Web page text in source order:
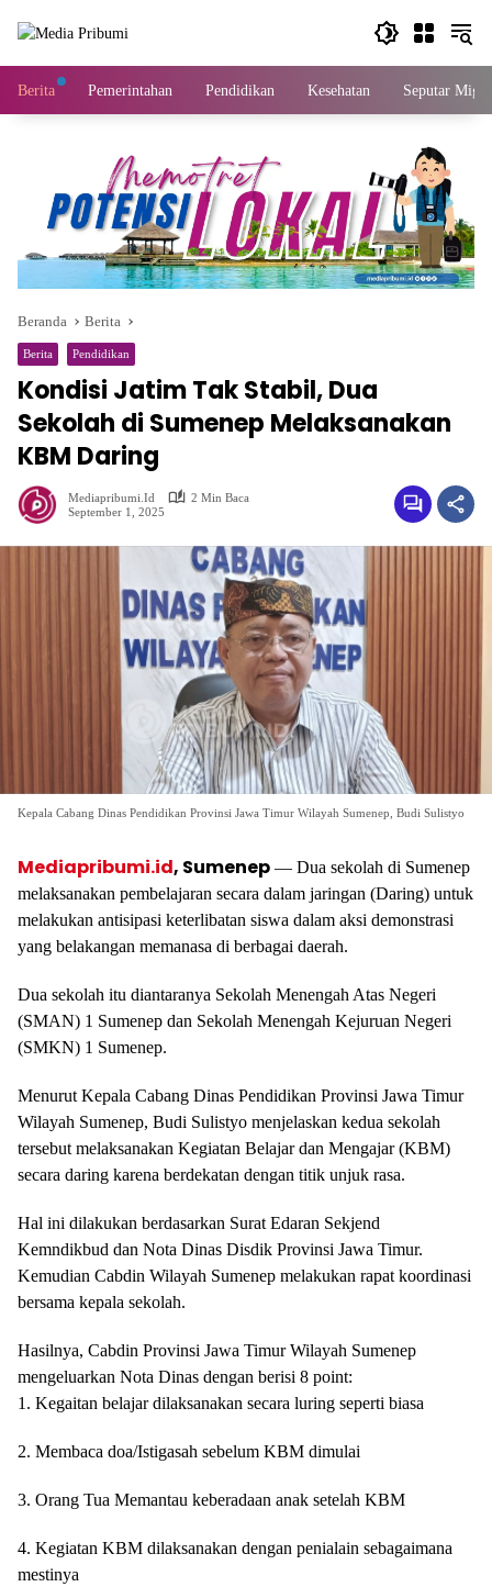
Berita Pemerintahan Pendidikan Kesehatan Seputar Migas
Beranda Berita
Berita Pendidikan
Kondisi Jatim Tak Stabil, Dua
Sekolah di Sumenep Melaksanakan
KBM Daring
Mediapribumi.id
2 Min Baca
September 1, 2025
Kepala Cabang Dinas Pendidikan Provinsi Jawa Timur Wilayah Sumenep, Budi Sulistyo
Mediapribumi.id, Sumenep — Dua sekolah di Sumenep
melaksanakan pembelajaran secara dalam jaringan (Daring) untuk
melakukan antisipasi keterlibatan siswa dalam aksi demonstrasi
yang belakangan memanasa di berbagai daerah.
Dua sekolah itu diantaranya Sekolah Menengah Atas Negeri
(SMAN) 1 Sumenep dan Sekolah Menengah Kejuruan Negeri
(SMKN) 1 Sumenep.
Menurut Kepala Cabang Dinas Pendidikan Provinsi Jawa Timur
Wilayah Sumenep, Budi Sulistyo menjelaskan kedua sekolah
tersebut melaksanakan Kegiatan Belajar dan Mengajar (KBM)
secara daring karena berdekatan dengan titik unjuk rasa.
Hal ini dilakukan berdasarkan Surat Edaran Sekjend
Kemndikbud dan Nota Dinas Disdik Provinsi Jawa Timur.
Kemudian Cabdin Wilayah Sumenep melakukan rapat koordinasi
bersama kepala sekolah.
Hasilnya, Cabdin Provinsi Jawa Timur Wilayah Sumenep
mengeluarkan Nota Dinas dengan berisi 8 point:
1. Kegaitan belajar dilaksanakan secara luring seperti biasa
2. Membaca doa/Istigasah sebelum KBM dimulai
3. Orang Tua Memantau keberadaan anak setelah KBM
4. Kegiatan KBM dilaksanakan dengan penialain sebagaimana
mestinya